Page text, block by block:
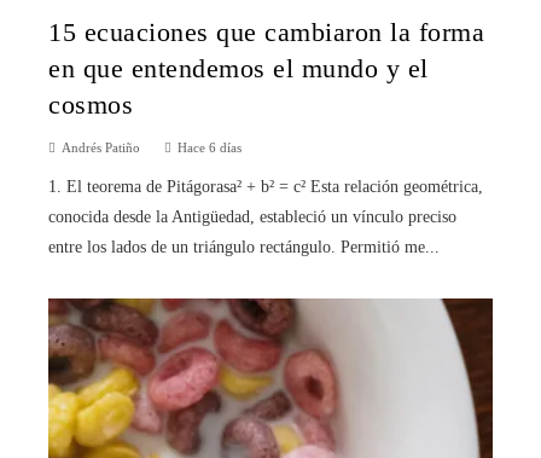
15 ecuaciones que cambiaron la forma
en que entendemos el mundo y el
cosmos
Andrés Patiño Hace 6 días
1. El teorema de Pitágorasa² + b² = c² Esta relación geométrica,
conocida desde la Antigüedad, estableció un vínculo preciso
entre los lados de un triángulo rectángulo. Permitió me...